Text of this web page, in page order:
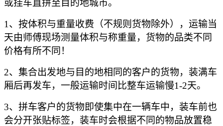
或挂车直拼至目的地城市。
1、按体积与重量收费（不规则货物除外），运输当
天由师傅现场测量体积与称重量，货物的品类不同
价格有所不同！
2、集合出发地与目的地相同的客户的货物，装满车
厢后再发车，一般运输时间比整车运输慢1-2天。
3、拼车客户的货物即使集中在一辆车中，装车前也
会分开张贴标签，装车时会根据不同的物品放置稳